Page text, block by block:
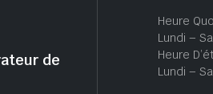
de
Heure
Lundi –
Heure
Lundi –